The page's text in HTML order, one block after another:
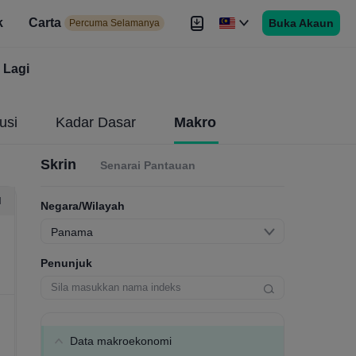
Carta Percuma Selamanya Buka Akaun
Lagi
Kadar Dasar Makro
Skrin Senarai Pantauan
Negara/Wilayah
Panama
Penunjuk
Data makroekonomi